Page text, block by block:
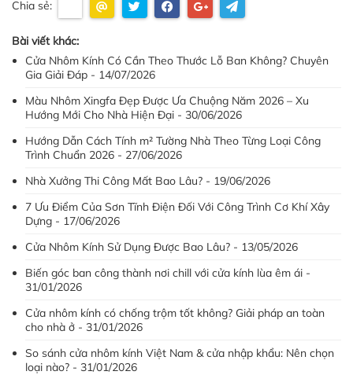
Chia sẻ:
Bài viết khác:
Cửa Nhôm Kính Có Cần Theo Thước Lỗ Ban Không? Chuyên
Gia Giải Đáp - 14/07/2026
Màu Nhôm Xingfa Đẹp Được Ưa Chuộng Năm 2026 – Xu
Hướng Mới Cho Nhà Hiện Đại - 30/06/2026
Hướng Dẫn Cách Tính m² Tường Nhà Theo Từng Loại Công
Trình Chuẩn 2026 - 27/06/2026
Nhà Xưởng Thi Công Mất Bao Lâu? - 19/06/2026
7 Ưu Điểm Của Sơn Tĩnh Điện Đối Với Công Trình Cơ Khí Xây
Dựng - 17/06/2026
Cửa Nhôm Kính Sử Dụng Được Bao Lâu? - 13/05/2026
Biến góc ban công thành nơi chill với cửa kính lùa êm ái -
31/01/2026
Cửa nhôm kính có chống trộm tốt không? Giải pháp an toàn
cho nhà ở - 31/01/2026
So sánh cửa nhôm kính Việt Nam & cửa nhập khẩu: Nên chọn
loại nào? - 31/01/2026